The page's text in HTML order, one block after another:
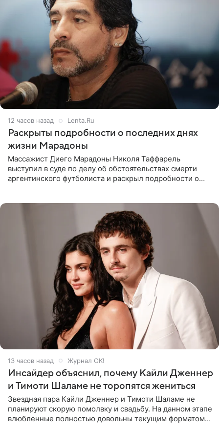
12 часов назад Lenta.Ru
Раскрыты подробности о последних днях
жизни Марадоны
Массажист Диего Марадоны Николя Таффарель
выступил в суде по делу об обстоятельствах смерти
аргентинского футболиста и раскрыл подробности о
13 часов назад Журнал OK!
Инсайдер объяснил, почему Кайли Дженнер
и Тимоти Шаламе не торопятся жениться
Звездная пара Кайли Дженнер и Тимоти Шаламе не
планируют скорую помолвку и свадьбу. На данном этапе
влюбленные полностью довольны текущим форматом